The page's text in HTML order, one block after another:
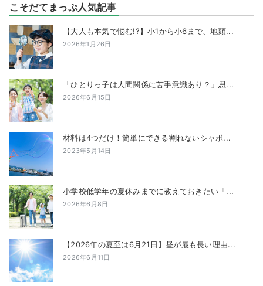
こそだてまっぷ人気記事
【大人も本気で悩む!?】小1から小6まで、地頭...
2026年1月26日
「ひとりっ子は人間関係に苦手意識あり？」思...
2026年6月15日
材料は4つだけ！簡単にできる割れないシャボ...
2023年5月14日
小学校低学年の夏休みまでに教えておきたい「...
2026年6月8日
【2026年の夏至は6月21日】昼が最も長い理由...
2026年6月11日